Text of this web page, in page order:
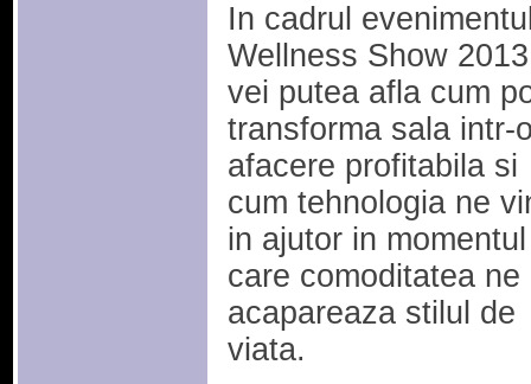
In cadrul
Wellness Show 2013
vei putea afla cum
transforma sala intr-
afacere profitabila si
cum tehnologia ne
in ajutor in
care comoditatea ne
acapareaza stilul de
viata.